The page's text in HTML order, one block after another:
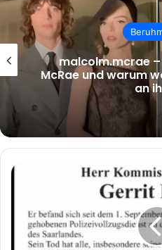
malcolm.mcrae
McRae und warum
an
Die
Gerrit
Braun
Krankheit